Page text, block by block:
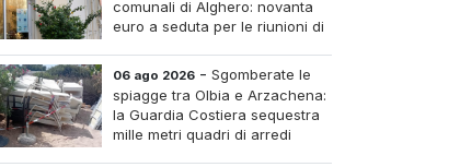
comunali di Alghero: novanta
euro a seduta per le riunioni di
06 ago 2026 - Sgomberate le
spiagge tra Olbia e Arzachena:
la Guardia Costiera sequestra
mille metri quadri di arredi